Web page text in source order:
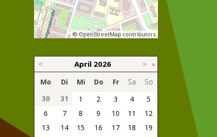
© OpenStreetMap contributors
< April 2026 > »
Mo Di Mi Do Fr Sa
So
30
31 1 2 3 4
5
6
7 8 9 10 11
12
13
14 15 16 17 18
19